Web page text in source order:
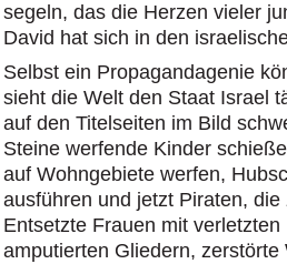
segeln, das die Herzen vieler
David hat sich in den
Selbst ein Propagandagenie
sieht die Welt den Staat Israel
auf den Titelseiten im Bild
Steine werfende Kinder
auf Wohngebiete werfen,
ausführen und jetzt Piraten,
Entsetzte Frauen mit
amputierten Gliedern,